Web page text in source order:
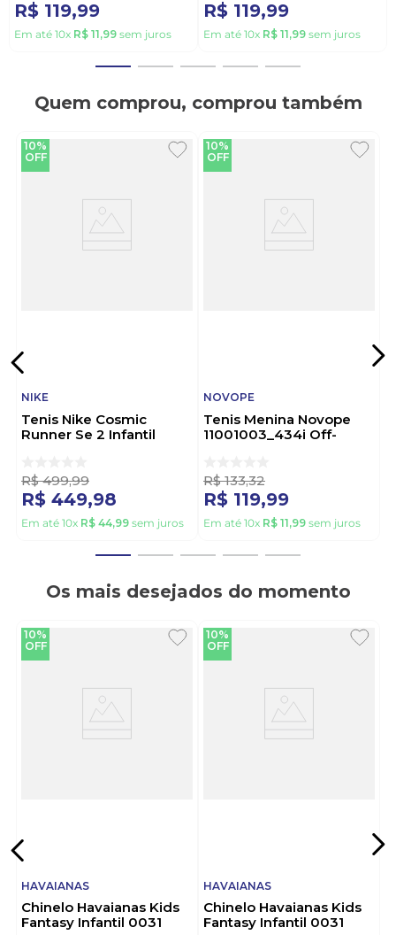
R$ 119,99
Em até 10x R$ 11,99 sem juros
R$ 119,99
Em até 10x R$ 11,99 sem juros
Quem comprou, comprou também
10%
OFF
NIKE
Tenis Nike Cosmic
Runner Se 2 Infantil
R$ 499,99
R$ 449,98
Em até 10x R$ 44,99 sem juros
10%
OFF
NOVOPE
Tenis Menina Novope
11001003_434i Off-
R$ 133,32
R$ 119,99
Em até 10x R$ 11,99 sem juros
Os mais desejados do momento
10%
OFF
HAVAIANAS
Chinelo Havaianas Kids
Fantasy Infantil 0031
10%
OFF
HAVAIANAS
Chinelo Havaianas Kids
Fantasy Infantil 0031